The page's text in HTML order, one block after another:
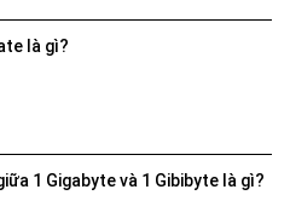
là gì?
1 Gigabyte và 1 Gibibyte là gì?